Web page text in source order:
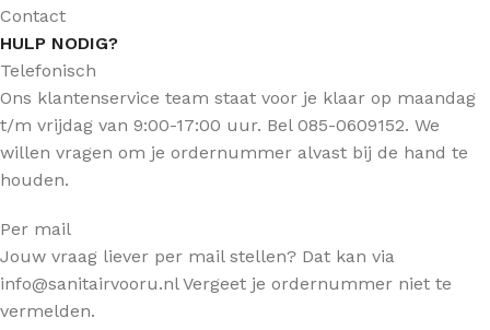
Contact
HULP NODIG?
Telefonisch
Ons klantenservice team staat voor je klaar op maandag
t/m vrijdag van 9:00-17:00 uur. Bel 085-0609152. We
willen vragen om je ordernummer alvast bij de hand te
houden.
Per mail
Jouw vraag liever per mail stellen? Dat kan via
info@sanitairvooru.nl Vergeet je ordernummer niet te
vermelden.